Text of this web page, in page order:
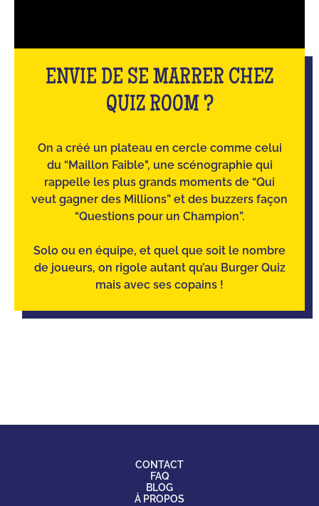
ENVIE DE SE MARRER CHEZ
QUIZ ROOM ?
On a créé un plateau en cercle comme celui
du “Maillon Faible", une scénographie qui
rappelle les plus grands moments de “Qui
veut gagner des Millions” et des buzzers façon
“Questions pour un Champion”.
Solo ou en équipe, et quel que soit le nombre
de joueurs, on rigole autant qu’au Burger Quiz
mais avec ses copains !
CONTACT
FAQ
BLOG
À PROPOS